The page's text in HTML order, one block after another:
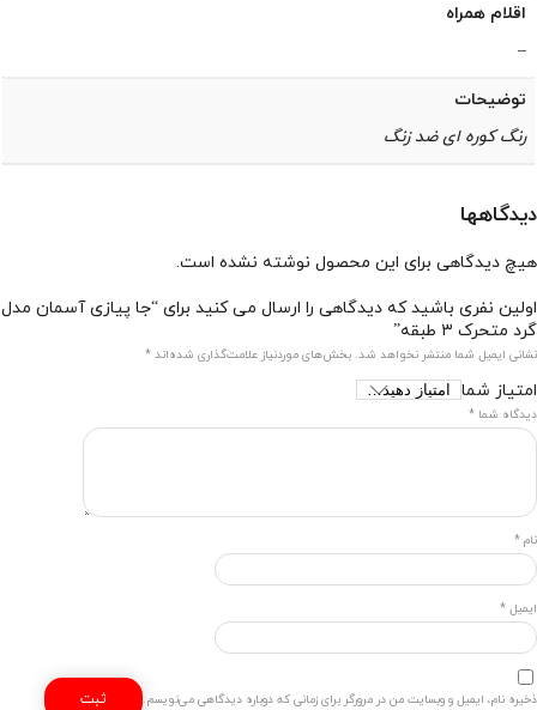
اقلام همراه
–
توضیحات
رنگ کوره ای ضد زنگ
دیدگاهها
هیچ دیدگاهی برای این محصول نوشته نشده است.
اولین نفری باشید که دیدگاهی را ارسال می کنید برای “جا پیازی آسمان مدل
گرد متحرک ۳ طبقه”
نشانی ایمیل شما منتشر نخواهد شد. بخش‌های موردنیاز علامت‌گذاری شده‌اند *
امتیاز شما
دیدگاه شما *
نام *
ایمیل *
ذخیره نام، ایمیل و وبسایت من در مرورگر برای زمانی که دوباره دیدگاهی می‌نویسم.